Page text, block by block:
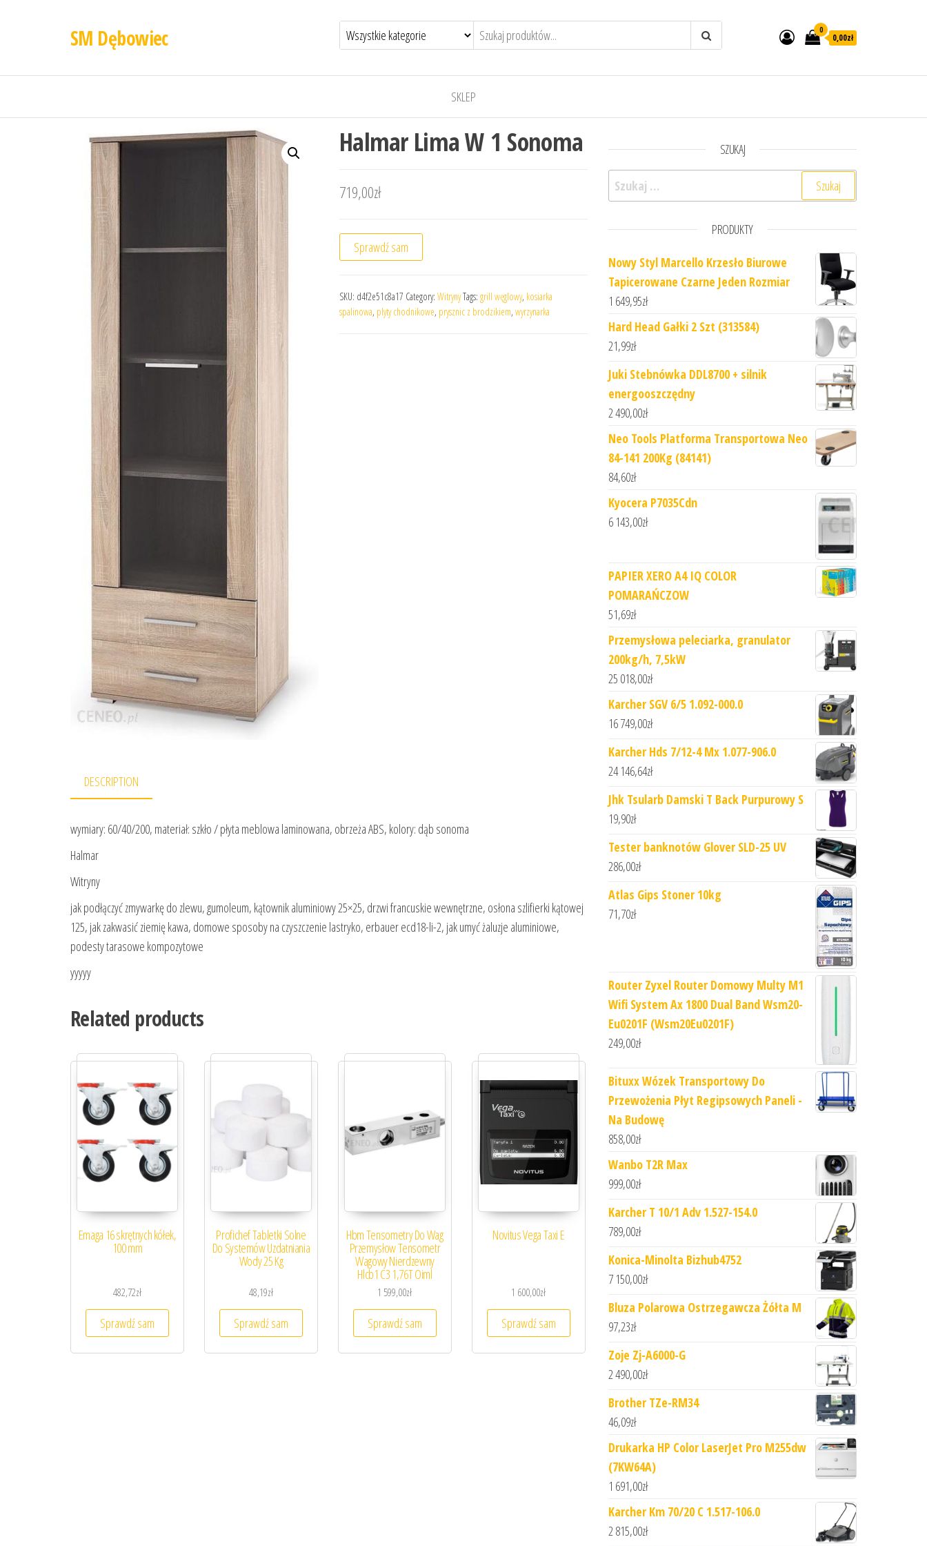
SM Dębowiec 0
0,00zł
SKLEP
Halmar Lima W 1 Sonoma
719,00zł
Sprawdź sam
SKU: d4f2e51c8a17 Category: WitrynyTags: grill węglowy, kosiarka
spalinowa, plyty chodnikowe, prysznic z brodzikiem, wyrzynarka
DESCRIPTION
wymiary: 60/40/200, materiał: szkło / płyta meblowa laminowana, obrzeża ABS, kolory: dąb sonoma
Halmar
Witryny
jak podłączyć zmywarkę do zlewu, gumoleum, kątownik aluminiowy 25×25, drzwi francuskie wewnętrzne, osłona szlifierki kątowej
125, jak zakwasić ziemię kawa, domowe sposoby na czyszczenie lastryko, erbauer ecd18-li-2, jak umyć żaluzje aluminiowe,
podesty tarasowe kompozytowe
yyyyy
Related products
Emaga 16 skrętnych kółek,
100 mm
482,72zł
Sprawdź sam
Profichef Tabletki Solne
Do Systemów Uzdatniania
Wody 25 Kg
48,19zł
Sprawdź sam
Hbm Tensometry Do Wag
Przemysłow Tensometr
Wagowy Nierdzewny
Hlcb1 C3 1,76T Oiml
1 599,00zł
Sprawdź sam
Novitus Vega Taxi E
1 600,00zł
Sprawdź sam
SZUKAJ
Szukaj:
PRODUKTY
Nowy Styl Marcello Krzesło Biurowe
Tapicerowane Czarne Jeden Rozmiar
1 649,95zł
Hard Head Gałki 2 Szt (313584)
21,99zł
Juki Stebnówka DDL8700 + silnik
energooszczędny
2 490,00zł
Neo Tools Platforma Transportowa Neo
84-141 200Kg (84141)
84,60zł
Kyocera P7035Cdn
6 143,00zł
PAPIER XERO A4 IQ COLOR
POMARAŃCZOW
51,69zł
Przemysłowa peleciarka, granulator
200kg/h, 7,5kW
25 018,00zł
Karcher SGV 6/5 1.092-000.0
16 749,00zł
Karcher Hds 7/12-4 Mx 1.077-906.0
24 146,64zł
Jhk Tsularb Damski T Back Purpurowy S
19,90zł
Tester banknotów Glover SLD-25 UV
286,00zł
Atlas Gips Stoner 10kg
71,70zł
Router Zyxel Router Domowy Multy M1
Wifi System Ax 1800 Dual Band Wsm20-
Eu0201F (Wsm20Eu0201F)
249,00zł
Bituxx Wózek Transportowy Do
Przewożenia Płyt Regipsowych Paneli -
Na Budowę
858,00zł
Wanbo T2R Max
999,00zł
Karcher T 10/1 Adv 1.527-154.0
789,00zł
Konica-Minolta Bizhub4752
7 150,00zł
Bluza Polarowa Ostrzegawcza Żółta M
97,23zł
Zoje Zj-A6000-G
2 490,00zł
Brother TZe-RM34
46,09zł
Drukarka HP Color LaserJet Pro M255dw
(7KW64A)
1 691,00zł
Karcher Km 70/20 C 1.517-106.0
2 815,00zł